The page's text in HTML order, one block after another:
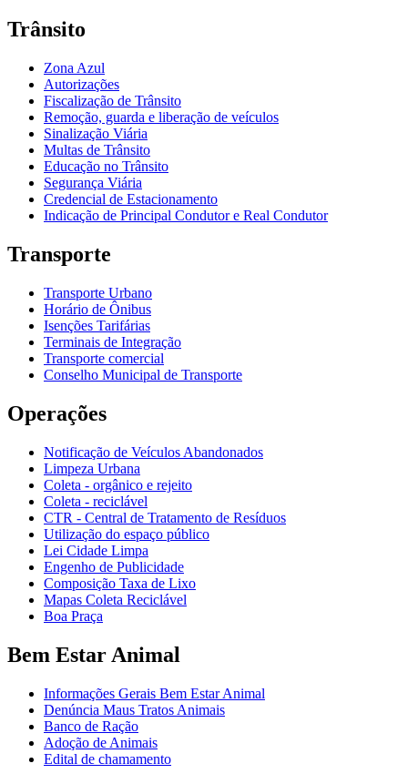
Trânsito
Zona Azul
Autorizações
Fiscalização de Trânsito
Remoção, guarda e liberação de veículos
Sinalização Viária
Multas de Trânsito
Educação no Trânsito
Segurança Viária
Credencial de Estacionamento
Indicação de Principal Condutor e Real Condutor
Transporte
Transporte Urbano
Horário de Ônibus
Isenções Tarifárias
Terminais de Integração
Transporte comercial
Conselho Municipal de Transporte
Operações
Notificação de Veículos Abandonados
Limpeza Urbana
Coleta - orgânico e rejeito
Coleta - reciclável
CTR - Central de Tratamento de Resíduos
Utilização do espaço público
Lei Cidade Limpa
Engenho de Publicidade
Composição Taxa de Lixo
Mapas Coleta Reciclável
Boa Praça
Bem Estar Animal
Informações Gerais Bem Estar Animal
Denúncia Maus Tratos Animais
Banco de Ração
Adoção de Animais
Edital de chamamento